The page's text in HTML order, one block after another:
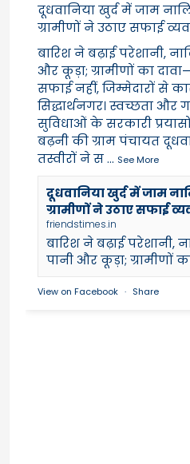
दूधवानिया खुर्द में जाम
ग्रामीणों ने उठाए सफाई
बारिश ने बढ़ाई परेशानी,
और कूड़ा; ग्रामीणों का
सफाई नहीं, जिम्मेदारों से
सिद्धार्थनगर। स्वच्छता और
सुविधाओं के सरकारी
बढ़नी की ग्राम पंचायत
तस्वीरों ने स... See More
दूधवानिया खुर्द में जाम
ग्रामीणों ने उठाए सफाई
friendstimes.in
बारिश ने बढ़ाई परेशानी,
पानी और कूड़ा; ग्रामीणों
View on Facebook · Share